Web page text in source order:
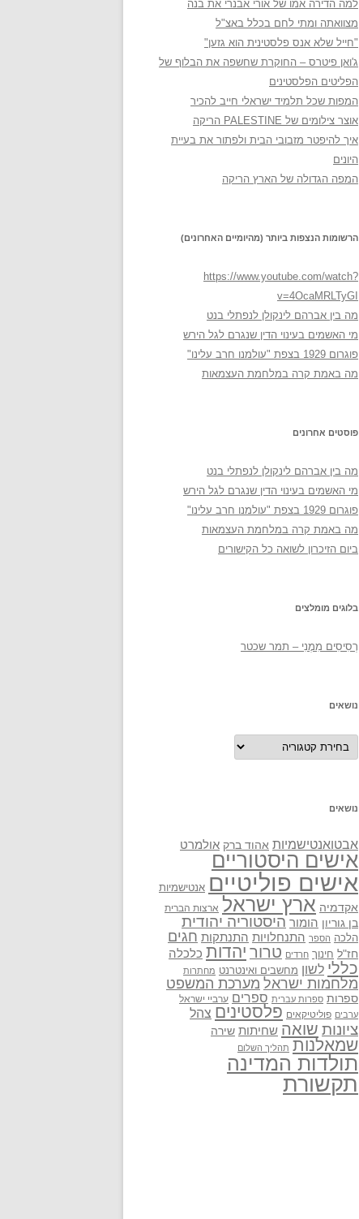
למה הדירה אמו של אורי אבנרי את בנה
מצוואתה ומתי לחם בכלל באצ"ל
"חייל שלא אנס פלסטינית הוא גזען"
ג'ואן פיטרס – החוקרת שחשפה את הבלוף של
הפליטים הפלסטינים
המפות שכל תלמיד ישראלי חייב להכיר
אוצר צילומים של PALESTINE הריקה
איך להיפטר מזבובי הבית ולפתור את בעיית
היונים
המפה הגדולה של הארץ הריקה
הרשומות הנצפות ביותר (מהיומיים האחרונים)
https://www.youtube.com/watch?
v=4OcaMRLTyGI
מה בין אברהם לינקולן לנפתלי בנט
מי האשמים בעינוי הדין שנגרם לגל הירש
פוגרום 1929 בצפת "עולמנו חרב עלינו"
מה באמת קרה במלחמת העצמאות
פוסטים אחרונים
מה בין אברהם לינקולן לנפתלי בנט
מי האשמים בעינוי הדין שנגרם לגל הירש
פוגרום 1929 בצפת "עולמנו חרב עלינו"
מה באמת קרה במלחמת העצמאות
ביום הזיכרון לשואה כל הקישורים
בלוגים מומלצים
רְסִיסִים מִמֶנִי – תמר שכטר
נושאים
נושאים
נושאים
אבטואנטישמיות אהוד ברק אולמרט
אישים היסטוריים
אישים פוליטיים אנטישמיות
אקדמיה ארץ ישראל ארצות הברית
בן גוריון הומור היסטוריה יהודית
הלכה הספר התנחלויות התנתקות חגים
חז"ל חינוך חרדים טרור יהדות כלכלה
כללי לשון מחשבים ואינטרנט מחתרות
מלחמות ישראל מערכת המשפט
ספרות ספרות עברית ספרים ערביי ישראל
ערבים פוליטיקאים פלסטינים צהל
ציונות שואה שחיתות שירה
שמאלנות תהליך השלום
תולדות המדינה
תקשורת